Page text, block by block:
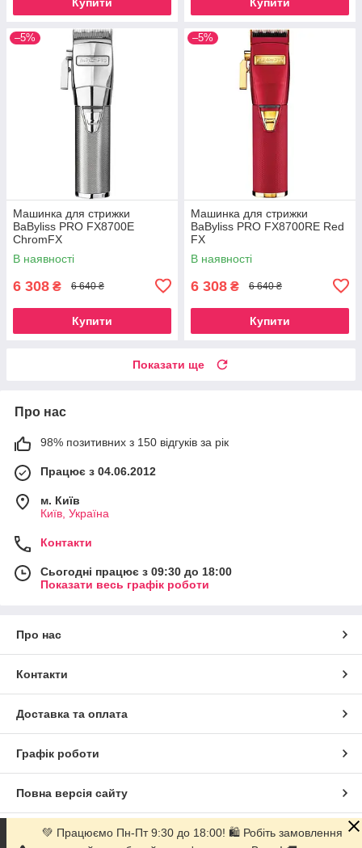
–5%
Машинка для стрижки
BaByliss PRO FX8700E
ChromFX
В наявності
6 308 ₴ 6 640 ₴
Купити
–5%
Машинка для стрижки
BaByliss PRO FX8700RE Red
FX
В наявності
6 308 ₴ 6 640 ₴
Купити
Показати ще
Про нас
98% позитивних з 150 відгуків за рік
Працює з 04.06.2012
м. Київ
Київ, Україна
Контакти
Сьогодні працює з 09:30 до 18:00
Показати весь графік роботи
Про нас
Контакти
Доставка та оплата
Графік роботи
Повна версія сайту
Сайт створено на маркетплейсіProm.ua
💚 Працюємо Пн-Пт 9:30 до 18:00! 🛍 Робіть замовлення